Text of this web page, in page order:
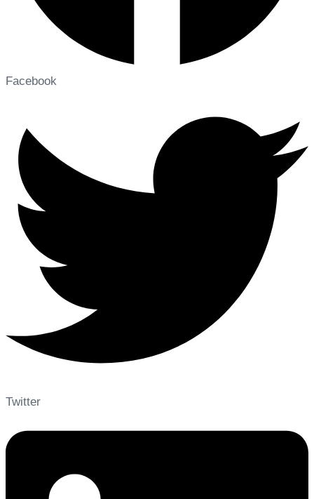
Facebook
Twitter